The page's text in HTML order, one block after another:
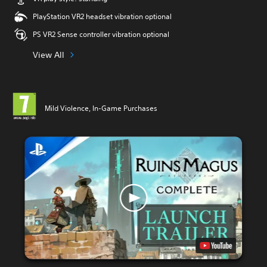
PlayStation VR2 headset vibration optional
PS VR2 Sense controller vibration optional
View All
Mild Violence, In-Game Purchases